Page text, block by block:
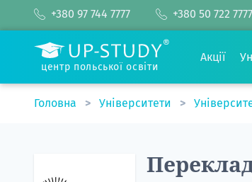
+380 97 744 7777 +380 50 722 7777
центр польської освіти
Акції
Головна Університети